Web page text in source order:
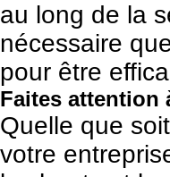
au long de la
nécessaire
pour être
Faites
Quelle que
votre